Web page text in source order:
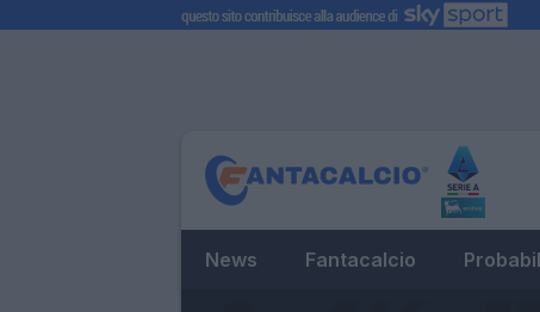
News Fantacalcio